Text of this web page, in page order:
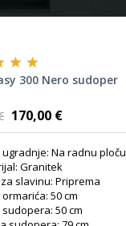
300 Nero sudoper
170,00 €
ugradnje: Na radnu ploču
Granitek
slavinu: Priprema
50 cm
50 cm